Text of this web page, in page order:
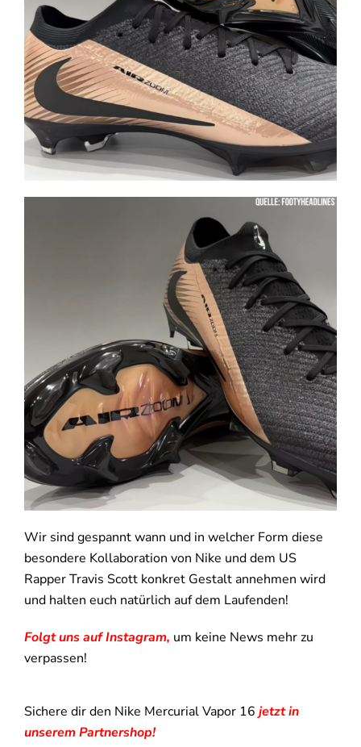
Wir sind gespannt wann und in welcher Form diese
besondere Kollaboration von Nike und dem US
Rapper Travis Scott konkret Gestalt annehmen wird
und halten euch natürlich auf dem Laufenden!
Folgt uns auf Instagram, um keine News mehr zu
verpassen!
Sichere dir den Nike Mercurial Vapor 16 jetzt in
unserem Partnershop!